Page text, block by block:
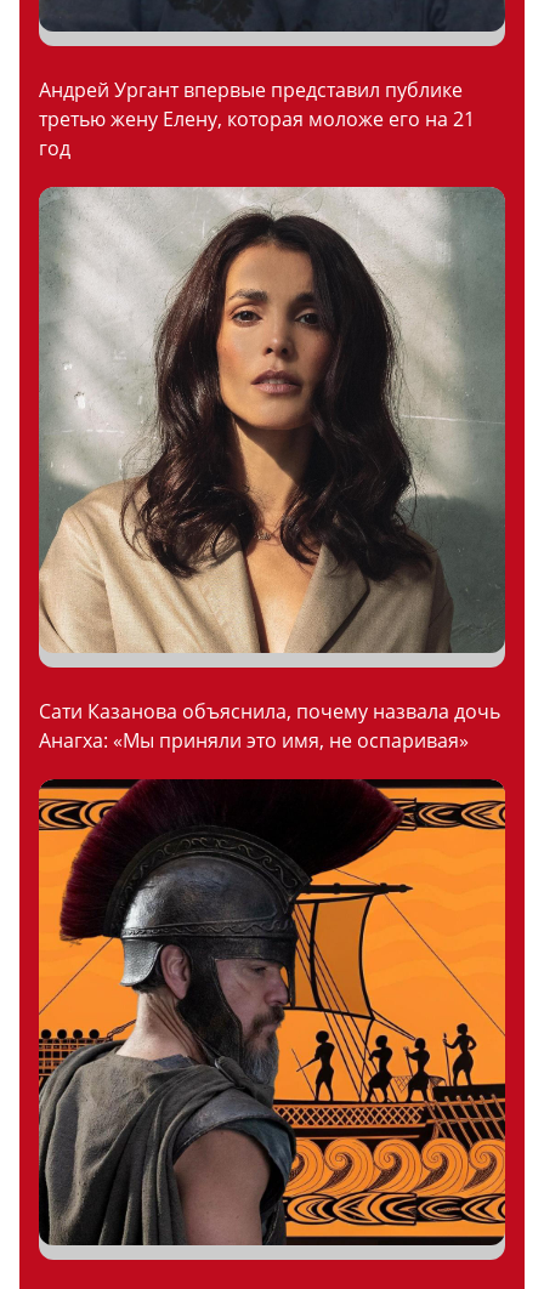
Андрей Ургант впервые представил публике
третью жену Елену, которая моложе его на 21
год
Сати Казанова объяснила, почему назвала дочь
Анагха: «Мы приняли это имя, не оспаривая»